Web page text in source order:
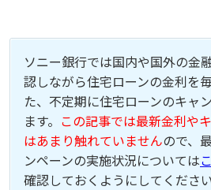
ソニー銀行では国内や国外の金
認しながら住宅ローンの金利を
た、不定期に住宅ローンのキャ
ます。 この記事では最新金利や
はあまり触れていませんので、
ンペーンの実施状況については
確認しておくようにしてください